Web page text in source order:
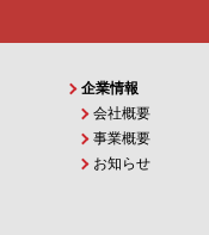
企業情報
会社概要
事業概要
お知らせ